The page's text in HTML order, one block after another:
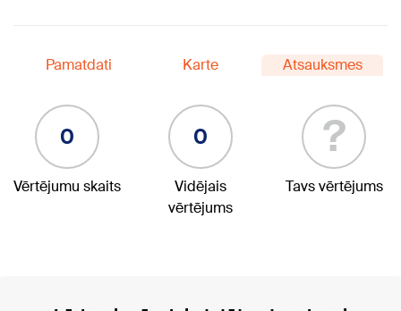
Pamatdati Karte Atsauksmes
0
Vērtējumu skaits
0
Vidējais
vērtējums
?
Tavs vērtējums